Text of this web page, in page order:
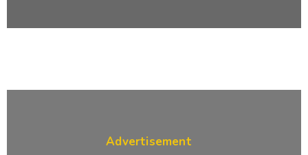
Advertisement